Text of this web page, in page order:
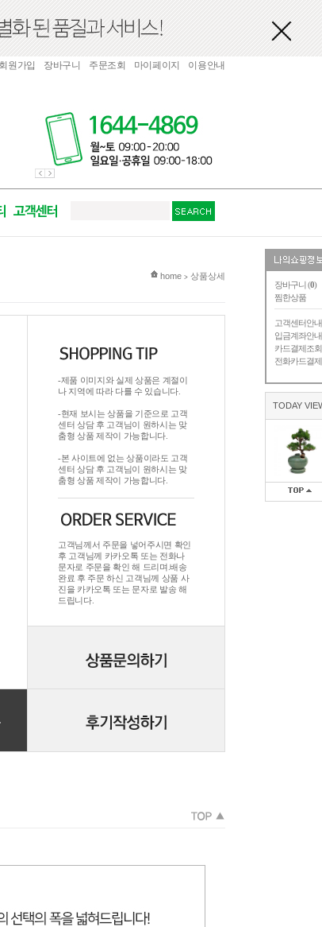
장바구니 (0)
찜한상품
고객센터안내
입금계좌안내
카드결제조회
전화카드결제
TODAY
원가입 장바구니 주문조회 마이페이지 이용안내
현재 위치
home > 상품상세
-제품 이미지와 실제 상품은 계절이
나 지역에 따라 다를 수 있습니다.
-현재 보시는 상품을 기준으로 고객
센터 상담 후 고객님이 원하시는 맞
춤형 상품 제작이 가능합니다.
-본 사이트에 없는 상품이라도 고객
센터 상담 후 고객님이 원하시는 맞
춤형 상품 제작이 가능합니다.
고객님께서 주문을 넣어주시면 확인
후 고객님께 카카오톡 또는 전화나
문자로 주문을 확인 해 드리며.배송
완료 후 주문 하신 고객님께 상품 사
진을 카카오톡 또는 문자로 발송 해
드립니다.